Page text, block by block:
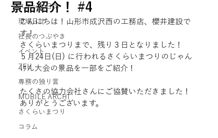
スタッフ日誌
現場日誌
社長のつぶやき
イベント
ZEH
専務の独り言
MOBILE ARCHI
さくらいまつり
コラム
景品紹介！ #4
こんにちは！山形市成沢西の工務店、櫻井建設で
す！
さくらいまつりまで、残り３日となりました！
５月24日(日) に行われるさくらいまつりのじゃん
けん大会の景品を一部をご紹介！
たくさの協力会社さんにご協賛いただきました！
ありがとうございます。